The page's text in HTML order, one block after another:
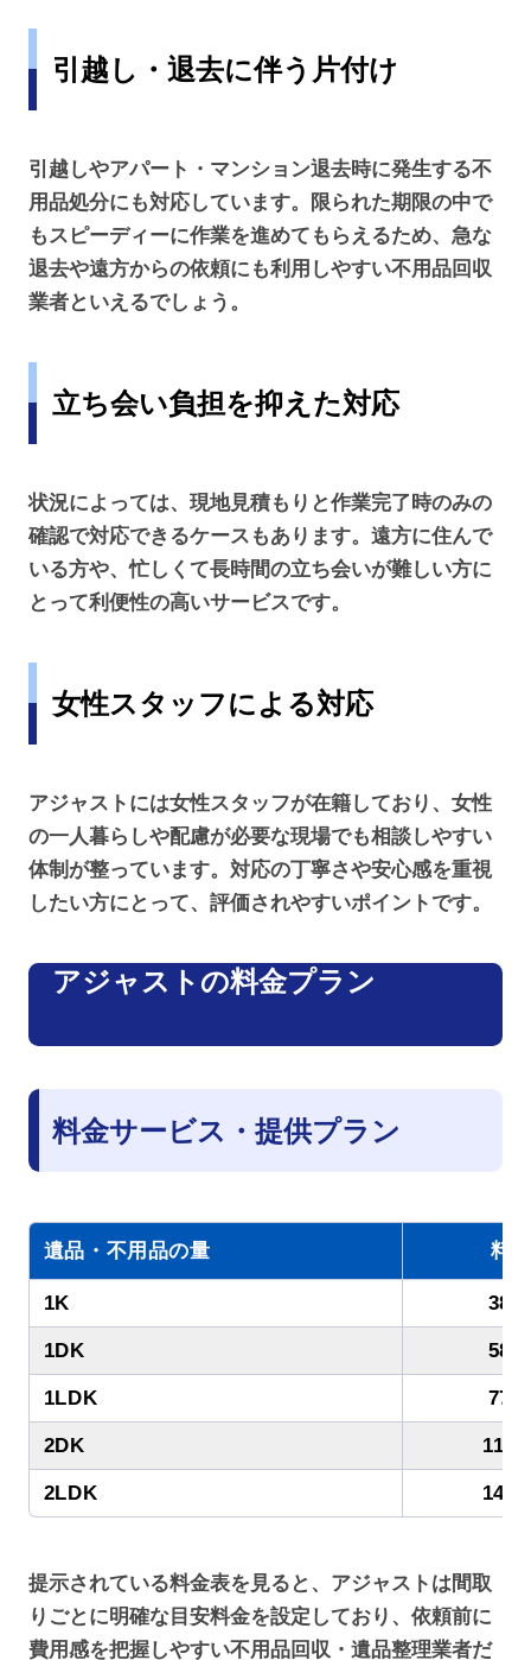
引越し・退去に伴う片付け
引越しやアパート・マンション退去時に発生する不
用品処分にも対応しています。限られた期限の中で
もスピーディーに作業を進めてもらえるため、急な
退去や遠方からの依頼にも利用しやすい不用品回収
業者といえるでしょう。
立ち会い負担を抑えた対応
状況によっては、現地見積もりと作業完了時のみの
確認で対応できるケースもあります。遠方に住んで
いる方や、忙しくて長時間の立ち会いが難しい方に
とって利便性の高いサービスです。
女性スタッフによる対応
アジャストには女性スタッフが在籍しており、女性
の一人暮らしや配慮が必要な現場でも相談しやすい
体制が整っています。対応の丁寧さや安心感を重視
したい方にとって、評価されやすいポイントです。
アジャストの料金プラン
料金サービス・提供プラン
遺品・不用品の量 料
1K
1DK
1LDK
2DK
2LDK
提示されている料金表を見ると、アジャストは間取
りごとに明確な目安料金を設定しており、依頼前に
費用感を把握しやすい不用品回収・遺品整理業者だ